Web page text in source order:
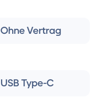
Ohne Vertrag
USB Type-C